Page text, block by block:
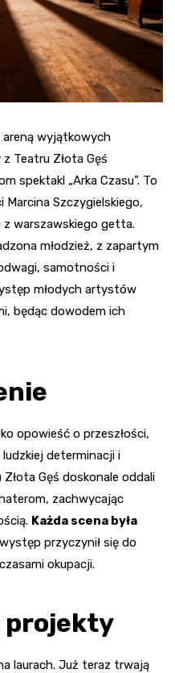
areną wyjątkowych
Teatru Złota Gęś
spektakl „Arka Czasu”. To
Szczygielskiego,
z warszawskiego getta.
młodzież, z zapartym
samotności i
młodych artystów
będąc dowodem ich
opowieść o przeszłości,
determinacji i
Gęś doskonale oddali
zachwycając
Każda scena była
przyczynił się do
okupacji.
projekty
laurach. Już teraz trwają